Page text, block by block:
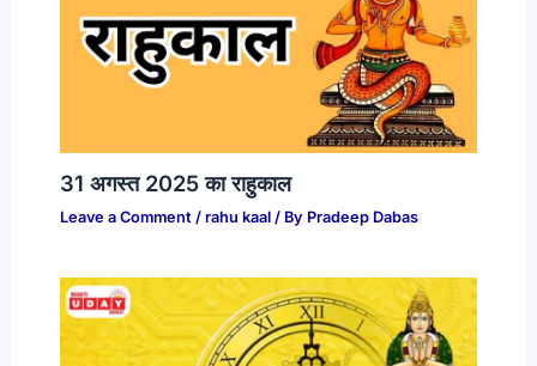
31 अगस्त 2025 का राहुकाल
Leave a Comment / rahu kaal/ By Pradeep Dabas